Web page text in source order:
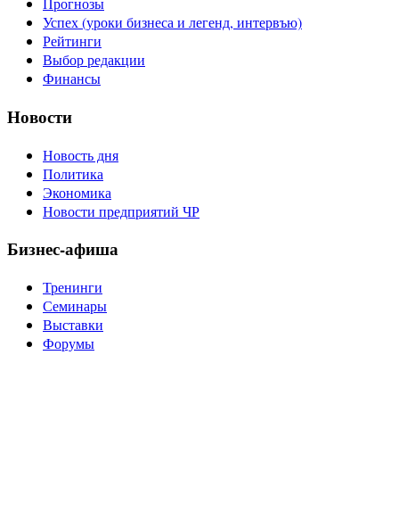
Успех (уроки бизнеса и легенд, интервъю)
Рейтинги
Выбор редакции
Финансы
Новости
Новость дня
Политика
Экономика
Новости предприятий ЧР
Бизнес-афиша
Тренинги
Семинары
Выставки
Форумы